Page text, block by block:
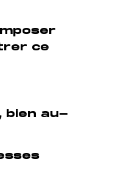
ce
bien au-